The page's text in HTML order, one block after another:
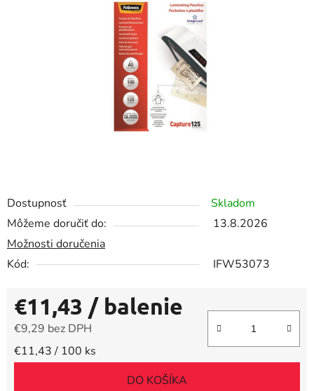
Dostupnosť
Skladom
Môžeme doručiť do:
13.8.2026
Možnosti doručenia
Kód:
IFW53073
€11,43 / balenie
€9,29 bez DPH
Jednotková cena:
€11,43 / 100 ks
DO KOŠÍKA